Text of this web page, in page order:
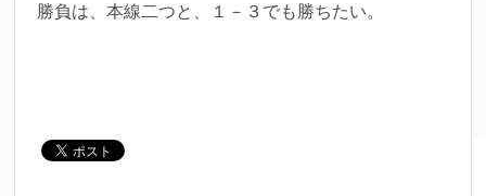
勝負は、本線二つと、１－３でも勝ちたい。